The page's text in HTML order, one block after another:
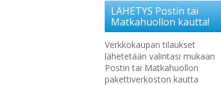
LÄHETYS Postin tai
Matkahuollon kautta!
Verkkokaupan tilaukset
lähetetään valintasi mukaan
Postin tai Matkahuollon
pakettiverkoston kautta